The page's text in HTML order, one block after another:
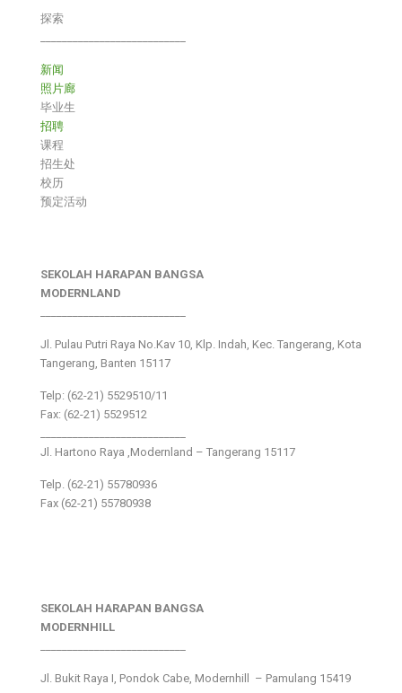
探索
新闻
照片廊
毕业生
招聘
课程
招生处
校历
预定活动
SEKOLAH HARAPAN BANGSA
MODERNLAND
Jl. Pulau Putri Raya No.Kav 10, Klp. Indah, Kec. Tangerang, Kota
Tangerang, Banten 15117
Telp: (62-21) 5529510/11
Fax: (62-21) 5529512
Jl. Hartono Raya ,Modernland – Tangerang 15117
Telp. (62-21) 55780936
Fax (62-21) 55780938
SEKOLAH HARAPAN BANGSA
MODERNHILL
Jl. Bukit Raya I, Pondok Cabe, Modernhill – Pamulang 15419